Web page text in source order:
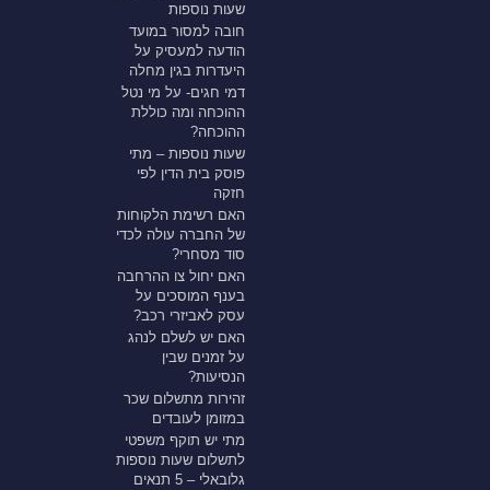
שעות נוספות
חובה למסור במועד
הודעה למעסיק על
היעדרות בגין מחלה
דמי חגים- על מי נטל
ההוכחה ומה כוללת
ההוכחה?
שעות נוספות – מתי
פוסק בית הדין לפי
חזקה
האם רשימת הלקוחות
של החברה עולה לכדי
סוד מסחרי?
האם יחול צו ההרחבה
בענף המוסכים על
עסק לאביזרי רכב?
האם יש לשלם לנהג
על זמנים שבין
הנסיעות?
זהירות מתשלום שכר
במזומן לעובדים
מתי יש תוקף משפטי
לתשלום שעות נוספות
גלובאלי – 5 תנאים